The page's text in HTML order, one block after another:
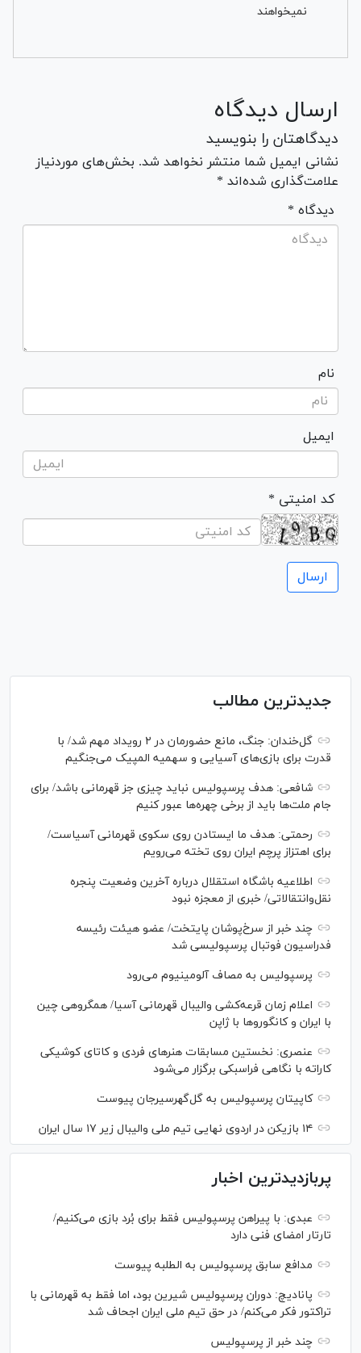
نمیخواهند
ارسال دیدگاه
دیدگاهتان را بنویسید
نشانی ایمیل شما منتشر نخواهد شد. بخش‌های موردنیاز
علامت‌گذاری شده‌اند *
* دیدگاه
نام
ایمیل
* کد امنیتی
جدیدترین مطالب
گل‌خندان: جنگ، مانع حضورمان در ۲ رویداد مهم شد/ با
قدرت برای بازی‌های آسیایی و سهمیه المپیک می‌جنگیم
شافعی: هدف پرسپولیس نباید چیزی جز قهرمانی باشد/ برای
جام ملت‌ها باید از برخی چهره‌ها عبور کنیم
رحمتی: هدف ما ایستادن روی سکوی قهرمانی آسیاست/
برای اهتزاز پرچم ایران روی تخته می‌رویم
اطلاعیه باشگاه استقلال درباره آخرین وضعیت پنجره
نقل‌وانتقالاتی/ خبری از معجزه نبود
چند خبر از سرخ‌پوشان پایتخت/ عضو هیئت رئیسه
فدراسیون فوتبال پرسپولیسی شد
پرسپولیس به مصاف آلومینیوم می‌رود
اعلام زمان قرعه‌کشی والیبال قهرمانی آسیا/ همگروهی چین
با ایران و کانگورو‌ها با ژاپن
عنصری: نخستین مسابقات هنر‌های فردی و کاتای کوشیکی
کاراته با نگاهی فراسبکی برگزار می‌شود
کاپیتان پرسپولیس به گل‌گهرسیرجان پیوست
۱۴ بازیکن در اردوی نهایی تیم ملی والیبال زیر ۱۷ سال ایران
پربازدیدترین اخبار
عبدی: با پیراهن پرسپولیس فقط برای بُرد بازی می‌کنیم/
تارتار امضای فنی دارد
مدافع سابق پرسپولیس به الطلبه پیوست
پانادیچ: دوران پرسپولیس شیرین بود، اما فقط به قهرمانی با
تراکتور فکر می‌کنم/ در حق تیم ملی ایران اجحاف شد
چند خبر از پرسپولیس